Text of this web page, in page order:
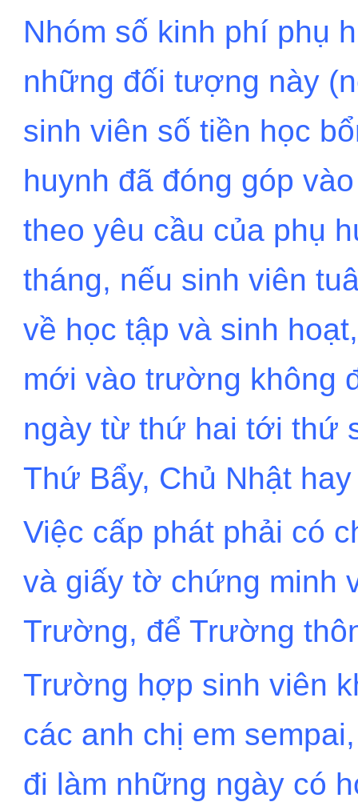
Nhóm số kinh phí phụ
những đối tượng này
sinh viên số tiền học
huynh đã đóng góp
theo yêu cầu của phụ
tháng, nếu sinh viên
về học tập và sinh
mới vào trường không
ngày từ thứ hai tới thứ
Thứ Bẩy, Chủ Nhật
Việc cấp phát phải có
và giấy tờ chứng minh
Trường, để Trường
Trường hợp sinh viên
các anh chị em
đi làm những ngày có